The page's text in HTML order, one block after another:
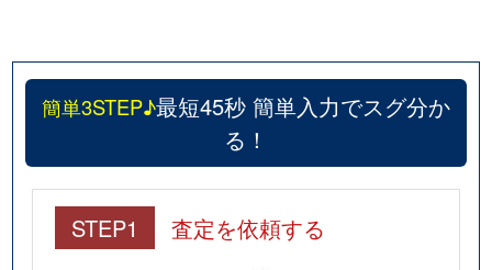
柚木町
800万円 二俣尾
徒歩13分
和田町
1,400万円 宮ノ平
徒歩15分
和田町
550万円 宮ノ平 徒歩21分
簡単3STEP♪最短45秒 簡単入力でスグ分か
る！
STEP1 査定を依頼する